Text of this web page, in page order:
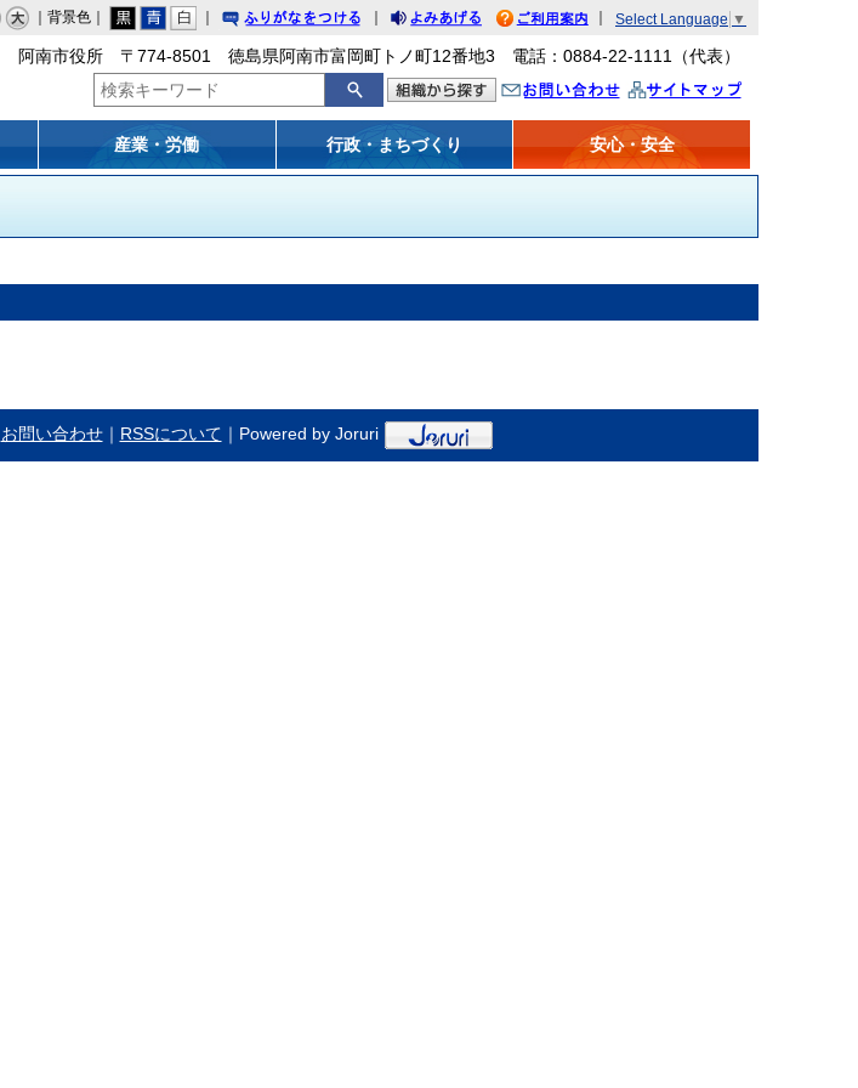
｜背景色｜
｜
りがなをつける
｜
みあげる
利用案内
｜ Select Language ▼
阿南市役所 〒774-8501 徳島県阿南市富岡町トノ町12番地3 電話：0884-22-1111（代表）
問い合わせ イトマップ
産業・労働 行政・まちづくり 安心・安全
お問い合わせ｜ RSSについて ｜Powered by Joruri